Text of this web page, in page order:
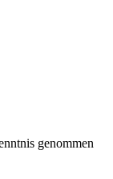
genommen